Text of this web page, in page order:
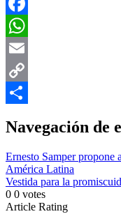
X
Facebook
WhatsApp
Email
Copy
Navegación de
Ernesto Samper propone
América Latina
Vestida para la
0 0 votes
Article Rating